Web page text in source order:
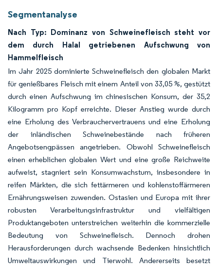
Segmentanalyse
Nach Typ: Dominanz von Schweinefleisch steht vor
dem durch Halal getriebenen Aufschwung von
Hammelfleisch
Im Jahr 2025 dominierte Schweinefleisch den globalen Markt
für genießbares Fleisch mit einem Anteil von 33,05 %, gestützt
durch einen Aufschwung im chinesischen Konsum, der 35,2
Kilogramm pro Kopf erreichte. Dieser Anstieg wurde durch
eine Erholung des Verbrauchervertrauens und eine Erholung
der inländischen Schweinebestände nach früheren
Angebotsengpässen angetrieben. Obwohl Schweinefleisch
einen erheblichen globalen Wert und eine große Reichweite
aufweist, stagniert sein Konsumwachstum, insbesondere in
reifen Märkten, die sich fettärmeren und kohlenstoffärmeren
Ernährungsweisen zuwenden. Ostasien und Europa mit ihrer
robusten Verarbeitungsinfrastruktur und vielfältigen
Produktangeboten unterstreichen weiterhin die kommerzielle
Bedeutung von Schweinefleisch. Dennoch drohen
Herausforderungen durch wachsende Bedenken hinsichtlich
Umweltauswirkungen und Tierwohl. Andererseits besetzt